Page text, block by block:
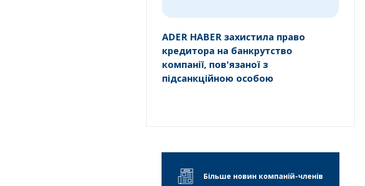
ADER HABER захистила право
кредитора на банкрутство
компанії, пов'язаної з
підсанкційною особою
Більше новин компаній-членів